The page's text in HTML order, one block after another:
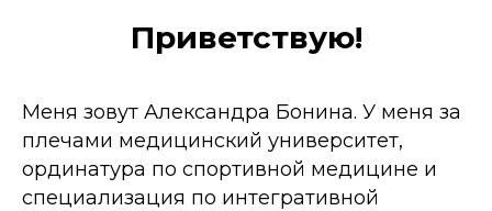
Приветствую!
Меня зовут Александра Бонина. У меня за
плечами медицинский университет,
ординатура по спортивной медицине и
специализация по интегративной